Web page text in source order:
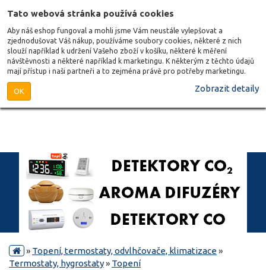
Tato webová stránka používá cookies
Aby náš eshop fungoval a mohli jsme Vám neustále vylepšovat a
zjednodušovat Váš nákup, používáme soubory cookies, některé z nich
slouží například k udržení Vašeho zboží v košíku, některé k měření
návštěvnosti a některé například k marketingu. K některým z těchto údajů
mají přístup i naši partneři a to zejména právě pro potřeby marketingu.
OK Zobrazit detaily
» Topení, termostaty, odvlhčovače, klimatizace»
Termostaty, hygrostaty» Topení